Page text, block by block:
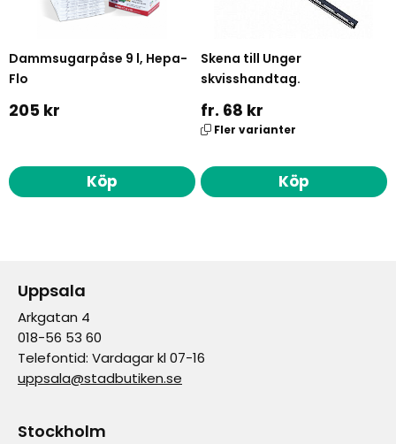
Dammsugarpåse 9 l, Hepa-
Flo
205 kr
Köp
Skena till Unger
skvisshandtag.
fr. 68 kr
Fler varianter
Köp
Uppsala
Arkgatan 4
018-56 53 60
Telefontid: Vardagar kl 07-16
uppsala@stadbutiken.se
Stockholm